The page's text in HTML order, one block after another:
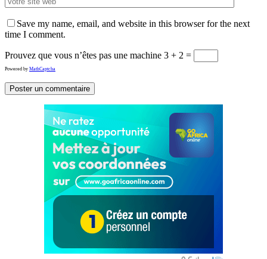
Save my name, email, and website in this browser for the next
time I comment.
Prouvez que vous n’êtes pas une machine 3 + 2 =
Powered by MathCaptcha